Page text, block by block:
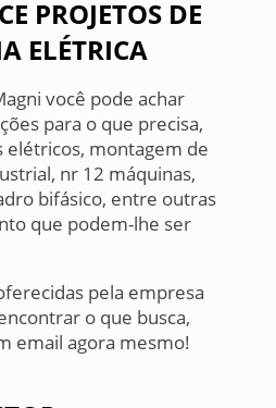
PROJETOS DE
ELÉTRICA
você pode achar
para o que precisa,
elétricos, montagem de
nr 12 máquinas,
bifásico, entre outras
que podem-lhe ser
pela empresa
o que busca,
email agora mesmo!